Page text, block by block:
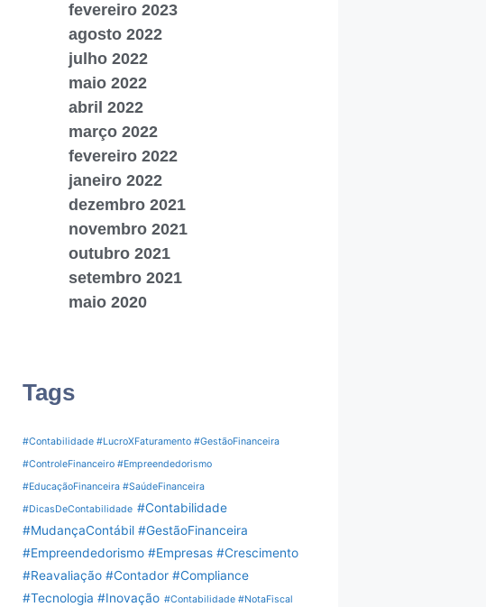
fevereiro 2023
agosto 2022
julho 2022
maio 2022
abril 2022
março 2022
fevereiro 2022
janeiro 2022
dezembro 2021
novembro 2021
outubro 2021
setembro 2021
maio 2020
Tags
#Contabilidade #LucroXFaturamento #GestãoFinanceira
#ControleFinanceiro #Empreendedorismo
#EducaçãoFinanceira #SaúdeFinanceira
#DicasDeContabilidade #Contabilidade
#MudançaContábil #GestãoFinanceira
#Empreendedorismo #Empresas #Crescimento
#Reavaliação #Contador #Compliance
#Tecnologia #Inovação #Contabilidade #NotaFiscal